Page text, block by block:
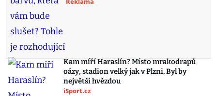
Kam míří Haraslín? Místo mrakodrapů
oázy, stadion velký jak v Plzni. Byl by
největší hvězdou
iSport.cz